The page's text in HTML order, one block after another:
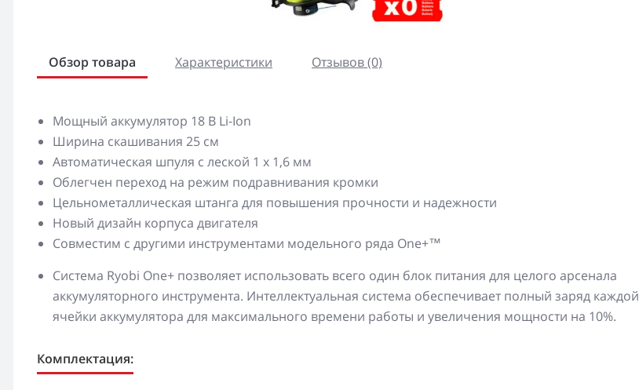
Обзор товара Характеристики Отзывов (0)
Мощный аккумулятор 18 В Li-Ion
Ширина скашивания 25 см
Автоматическая шпуля с леской 1 x 1,6 мм
Облегчен переход на режим подравнивания кромки
Цельнометаллическая штанга для повышения прочности и надежности
Новый дизайн корпуса двигателя
Совместим с другими инструментами модельного ряда One+™
Система Ryobi One+ позволяет использовать всего один блок питания для целого арсенала
аккумуляторного инструмента. Интеллектуальная система обеспечивает полный заряд каждой
ячейки аккумулятора для максимального времени работы и увеличения мощности на 10%.
Комплектация: